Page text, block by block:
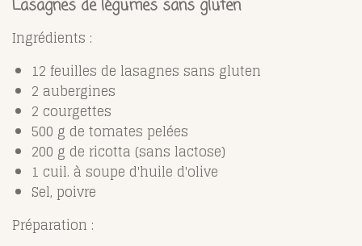
Lasagnes de légumes sans gluten
Ingrédients :
12 feuilles de lasagnes sans gluten
2 aubergines
2 courgettes
500 g de tomates pelées
200 g de ricotta (sans lactose)
1 cuil. à soupe d'huile d'olive
Sel, poivre
Préparation :